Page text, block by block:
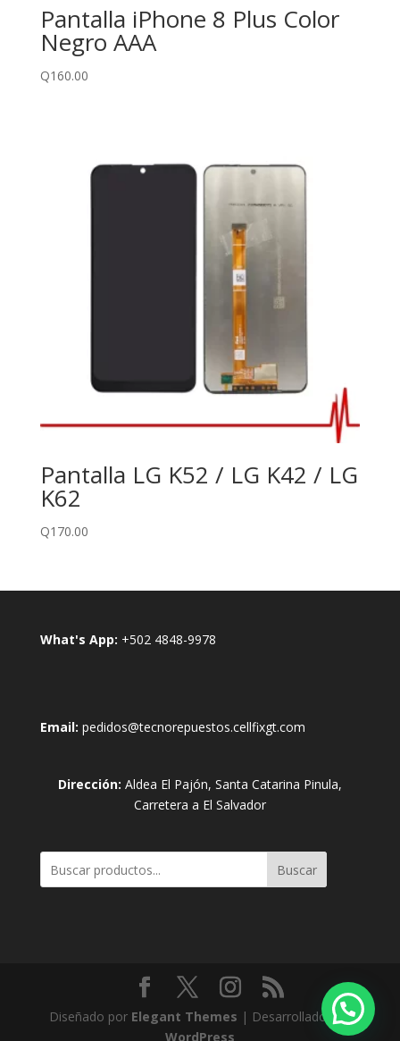
Pantalla iPhone 8 Plus Color
Negro AAA
Q160.00
Pantalla LG K52 / LG K42 / LG
K62
Q170.00
What's App: +502 4848-9978
Email: pedidos@tecnorepuestos.cellfixgt.com
Dirección: Aldea El Pajón, Santa Catarina Pinula,
Carretera a El Salvador
Buscar
Diseñado por Elegant Themes | Desarrollado por
WordPress